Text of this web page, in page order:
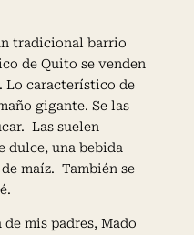
tradicional barrio
de Quito se venden
Lo característico de
gigante. Se las
Las suelen
dulce, una bebida
maíz. También se
de mis padres, Mado